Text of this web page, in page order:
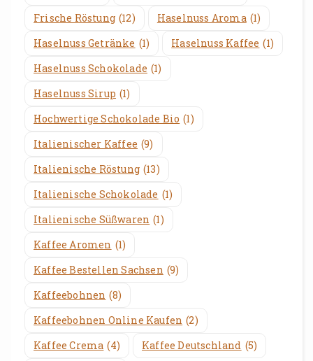
Frische Röstung (12) Haselnuss Aroma (1)
Haselnuss Getränke (1) Haselnuss Kaffee (1)
Haselnuss Schokolade (1)
Haselnuss Sirup (1)
Hochwertige Schokolade Bio (1)
Italienischer Kaffee (9)
Italienische Röstung (13)
Italienische Schokolade (1)
Italienische Süßwaren (1)
Kaffee Aromen (1)
Kaffee Bestellen Sachsen (9)
Kaffeebohnen (8)
Kaffeebohnen Online Kaufen (2)
Kaffee Crema (4) Kaffee Deutschland (5)